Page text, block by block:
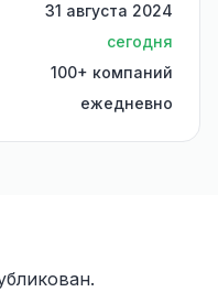
31 августа 2024
сегодня
100+ компаний
ежедневно